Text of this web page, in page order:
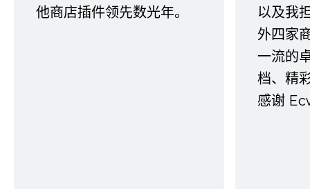
他商店插件领先数光年。
以及我
外四家
一流的
档、精
感谢